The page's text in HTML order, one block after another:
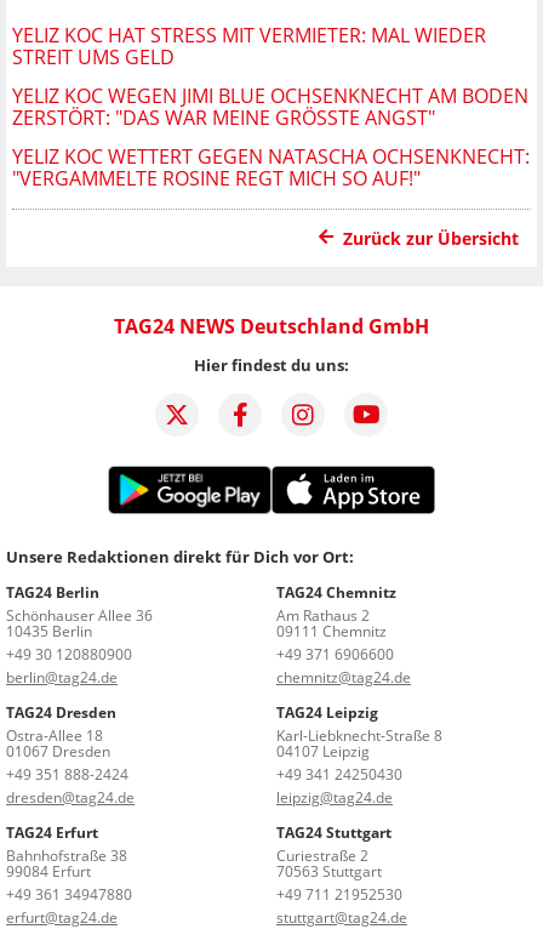
YELIZ KOC HAT STRESS MIT VERMIETER: MAL WIEDER
STREIT UMS GELD
YELIZ KOC WEGEN JIMI BLUE OCHSENKNECHT AM BODEN
ZERSTÖRT: "DAS WAR MEINE GRÖSSTE ANGST"
YELIZ KOC WETTERT GEGEN NATASCHA OCHSENKNECHT:
"VERGAMMELTE ROSINE REGT MICH SO AUF!"
Zurück zur Übersicht
TAG24 NEWS Deutschland GmbH
Hier findest du uns:
Unsere Redaktionen direkt für Dich vor Ort:
TAG24 Berlin
Schönhauser Allee 36
10435 Berlin
+49 30 120880900
berlin@tag24.de
TAG24 Chemnitz
Am Rathaus 2
09111 Chemnitz
+49 371 6906600
chemnitz@tag24.de
TAG24 Dresden
Ostra-Allee 18
01067 Dresden
+49 351 888-2424
dresden@tag24.de
TAG24 Leipzig
Karl-Liebknecht-Straße 8
04107 Leipzig
+49 341 24250430
leipzig@tag24.de
TAG24 Erfurt
Bahnhofstraße 38
99084 Erfurt
+49 361 34947880
erfurt@tag24.de
TAG24 Stuttgart
Curiestraße 2
70563 Stuttgart
+49 711 21952530
stuttgart@tag24.de